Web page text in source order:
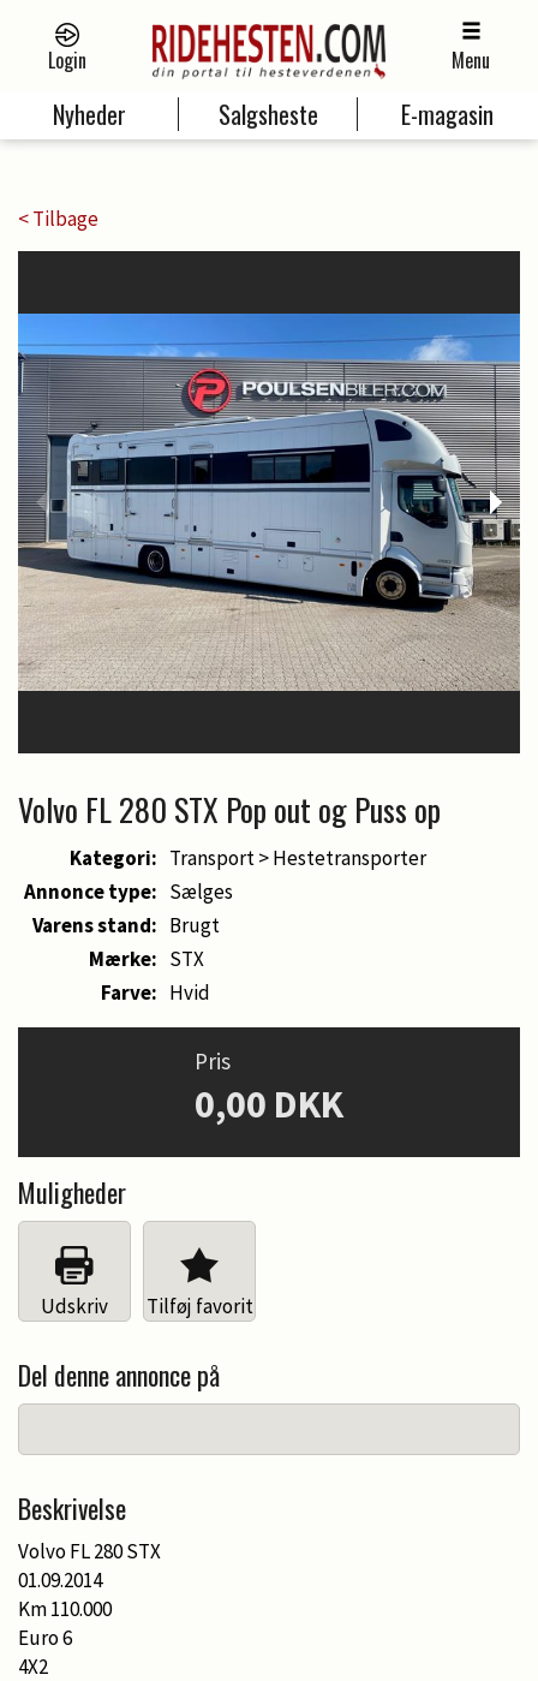
Login Menu
Nyheder Salgsheste E-magasin
< Tilbage
Volvo FL 280 STX Pop out og Puss op
Kategori: Transport > Hestetransporter
Annonce type: Sælges
Varens stand: Brugt
Mærke: STX
Farve: Hvid
Pris
0,00 DKK
Muligheder
Udskriv Tilføj favorit
Del denne annonce på
Beskrivelse
Volvo FL 280 STX
01.09.2014
Km 110.000
Euro 6
4X2